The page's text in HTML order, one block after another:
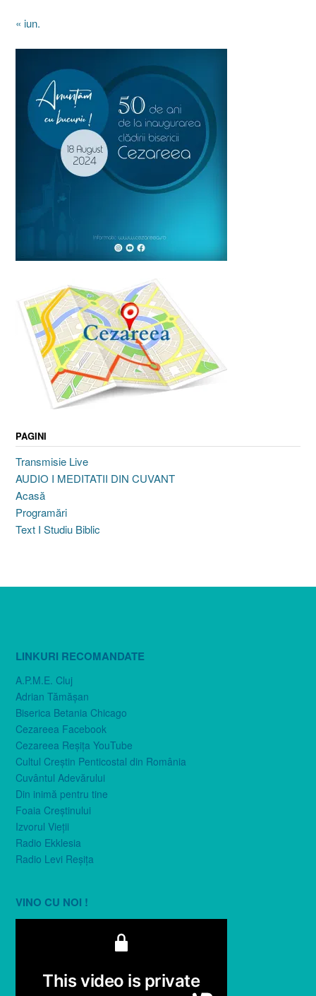
« iun.
PAGINI
Transmisie Live
AUDIO I MEDITATII DIN CUVANT
Acasă
Programări
Text I Studiu Biblic
LINKURI RECOMANDATE
A.P.M.E. Cluj
Adrian Tămăşan
Biserica Betania Chicago
Cezareea Facebook
Cezareea Reşiţa YouTube
Cultul Creştin Penticostal din România
Cuvântul Adevărului
Din inimă pentru tine
Foaia Creştinului
Izvorul Vieţii
Radio Ekklesia
Radio Levi Reşiţa
VINO CU NOI !